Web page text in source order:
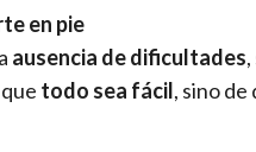
en pie
ausencia de dificultades
todo sea fácil, sino de